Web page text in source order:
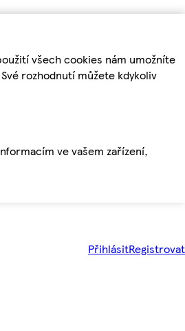
všech cookies nám umožníte
rozhodnutí můžete kdykoliv
ve vašem zařízení,
PřihlásitRegistrovat